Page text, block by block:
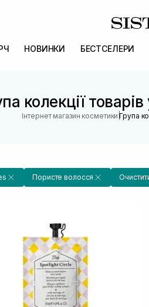
НОВИНКИ БЕСТСЕЛЕРИ
колекції
Інтернет магазин косметики |Група
Пористе волосся